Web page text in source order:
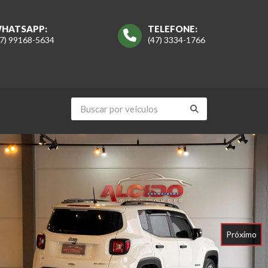
TELEFONE:
(47) 3334-1766
99168-5634
Próximo